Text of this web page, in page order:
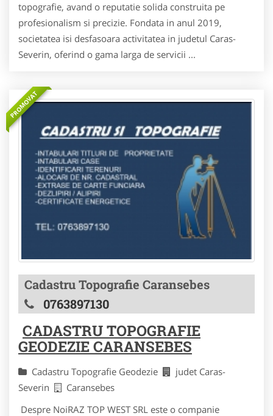
topografie, avand o reputatie solida construita pe
profesionalism si precizie. Fondata in anul 2019,
societatea isi desfasoara activitatea in judetul Caras-
Severin, oferind o gama larga de servicii ...
PROMOVAT
Cadastru Topografie Caransebes
0763897130
CADASTRU TOPOGRAFIE
GEODEZIE CARANSEBES
Cadastru Topografie Geodezie
judet Caras-
Severin
Caransebes
Despre NoiRAZ TOP WEST SRL este o companie